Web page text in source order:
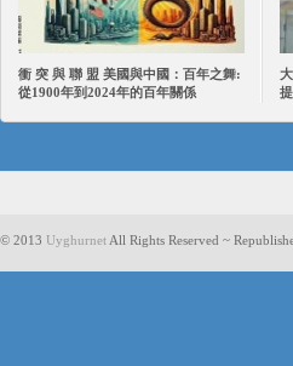
衝 突 與 聯 盟 美國與中國：百年之舞:
從1900年到2024年的百年關係
提
© 2013 Uyghurnet All Rights Reserved ~